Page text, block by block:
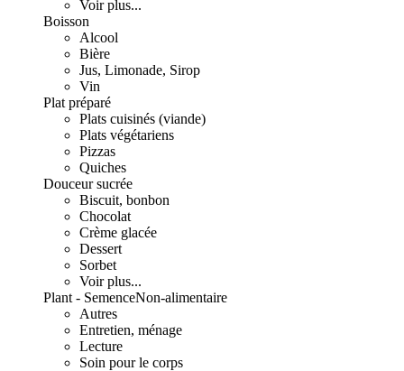
Voir plus...
Boisson
Alcool
Bière
Jus, Limonade, Sirop
Vin
Plat préparé
Plats cuisinés (viande)
Plats végétariens
Pizzas
Quiches
Douceur sucrée
Biscuit, bonbon
Chocolat
Crème glacée
Dessert
Sorbet
Voir plus...
Plant - SemenceNon-alimentaire
Autres
Entretien, ménage
Lecture
Soin pour le corps